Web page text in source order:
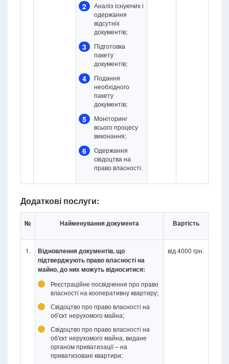
2
Аналіз існуючих і
одержання
відсутніх
документів;
3
Підготовка
пакету
документів;
4
Подання
необхідного
пакету
документів;
5
Моніторинг
всього процесу
виконання;
6
Одержання
свідоцтва на
право власності.
Додаткові послуги:
№ Найменування документа Вартість
1.
Відновлення документів, що
підтверджують право власності на
майно, до них можуть відноситися:
Реєстраційне посвідчення про право
власності на кооперативну квартиру;
Свідоцтво про право власності на
об'єкт нерухомого майна;
Свідоцтво про право власності на
об'єкт нерухомого майна, видане
органом приватизації – на
приватизовані квартири;
від 4000 грн.